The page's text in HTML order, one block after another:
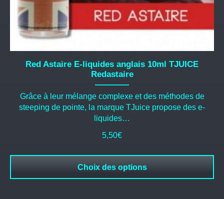
Red Astaire E-liquides anglais 10ml TJUICE
Redastaire
Grâce à leur mélange complexe et des méthodes de
steeping de pointe, la marque TJuice propose des e-
liquides…
5,50€
Choix des options
produit